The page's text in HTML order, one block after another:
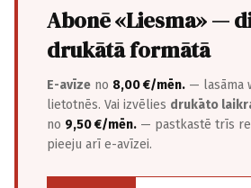
Abonē «Liesma» —
drukātā formātā
E-avīze no 8,00 €/mēn. — lasāma
lietotnēs. Vai izvēlies drukāto
no 9,50 €/mēn. — pastkastē trīs
pieeju arī e-avīzei.